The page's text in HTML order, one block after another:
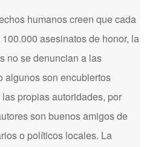
humanos creen que cada
asesinatos de honor, la
no se denuncian a las
algunos son encubiertos
propias autoridades, por
son buenos amigos de
o políticos locales. La